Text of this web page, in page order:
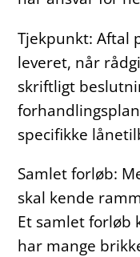
Tjekpunkt: Aftal
leveret, når
skriftligt
specifikke
Samlet forløb:
skal kende
Et samlet forløb
har mange